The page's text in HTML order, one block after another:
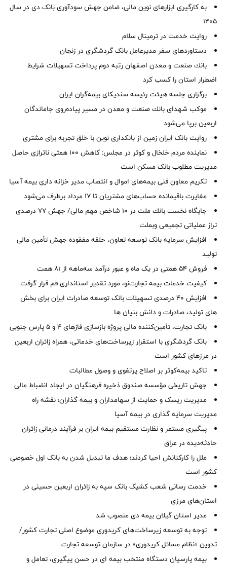
به کارگیری ابزارهای نوین مالی، ضامن جهش سودآوری بانک دی در سال
1405
روایت خدمت در ترمینال سلام
دستاوردهای سفر مدیرعامل بانک گردشگری در زنجان
بانك صنعت و معدن اصفهان رتبه دوم پرداخت تسهیلات شرایط
اضطرار استان را كسب كرد
برگزاری جلسه هیئت رئیسه سندیکای بیمه‌گران ایران
موكب شهدای بانك صنعت و معدن در مسیر پیاده‌روی جاماندگان
اربعین برپا می‌شود
روایت بانک ایران زمین از بانکداری نوین با خلق تجربه برای مشتری
نماینده مردم خلخال و کوثر در مجلس: کاهش ۱۰۰ همتی ناترازی حاصل
مدیریت مطلوب بانک مسکن است
تکریم معاون فنی بیمه‌های اموال و انتصاب مدیر خزانه داری بیمه آسیا
مغایرت‌ باقیمانده حساب‌های مشتریان تا ۱۷ مرداد برطرف می‌شود
جایگاه نخست بانك ملت در 10 شاخص مهم مالی/ جهش 77 درصدی
تراز عملیاتی تجمیعی وبملت
افزایش سرمایه بانک توسعه تعاون، حلقه مفقوده جهش تأمین مالی
تولید
فروش 54 همتی در یک ماه و عبور درآمد سه‌ماهه از 81 همت
کیفیت خدمات بیمه تجارت‌نو، مورد تقدیر استانداری قم قرار گرفت
افزایش 40 درصدی تسهیلات بانک توسعه صادرات ایران برای بخش
های تولید، صادرات و دانش بنیان ها
بانک تجارت، تأمین‌کننده مالی پروژه بازسازی فازهای ۴ و ۵ پارس جنوبی
بانک گردشگری با استقرار زیرساخت‌های خدماتی، همراه زائران اربعین
در مرزهای کشور است
تاکید بیمه‌کوثر بر اصلاح پرتفوی و وصول مطالبات ‌
جهش تاریخی مؤسسه صندوق ذخیره فرهنگیان در ایجاد انضباط مالی
مدیریت ریسک و حمایت از سهامداران و بیمه گذاران؛ نقشه راه
مدیریت سرمایه گذاری در بیمه آسیا
پیگیری مستمر و نظارت مستقیم بیمه ایران بر فرآیند درمانی زائران
حادثه‌دیده در عراق
ملل را کارکنانش احیا کردند؛ هدف ما تبدیل شدن به بانک اول خصوصی
کشور است
خدمت رسانی شعب کشیک بانک سپه به زائران اربعین حسینی در
استان‌‌های مرزی
‌مدیر استان گیلان بیمه دی منصوب شد
توجه به توسعه زیرساخت‌های کریدوری موضوع اصلی تجارت کشور/
تدوین «نظام مسائل کریدوری» در سازمان توسعه تجارت
بیمه پارسیان دستگاه منتخب بیمه ای در حسن پیگیری، تعامل و